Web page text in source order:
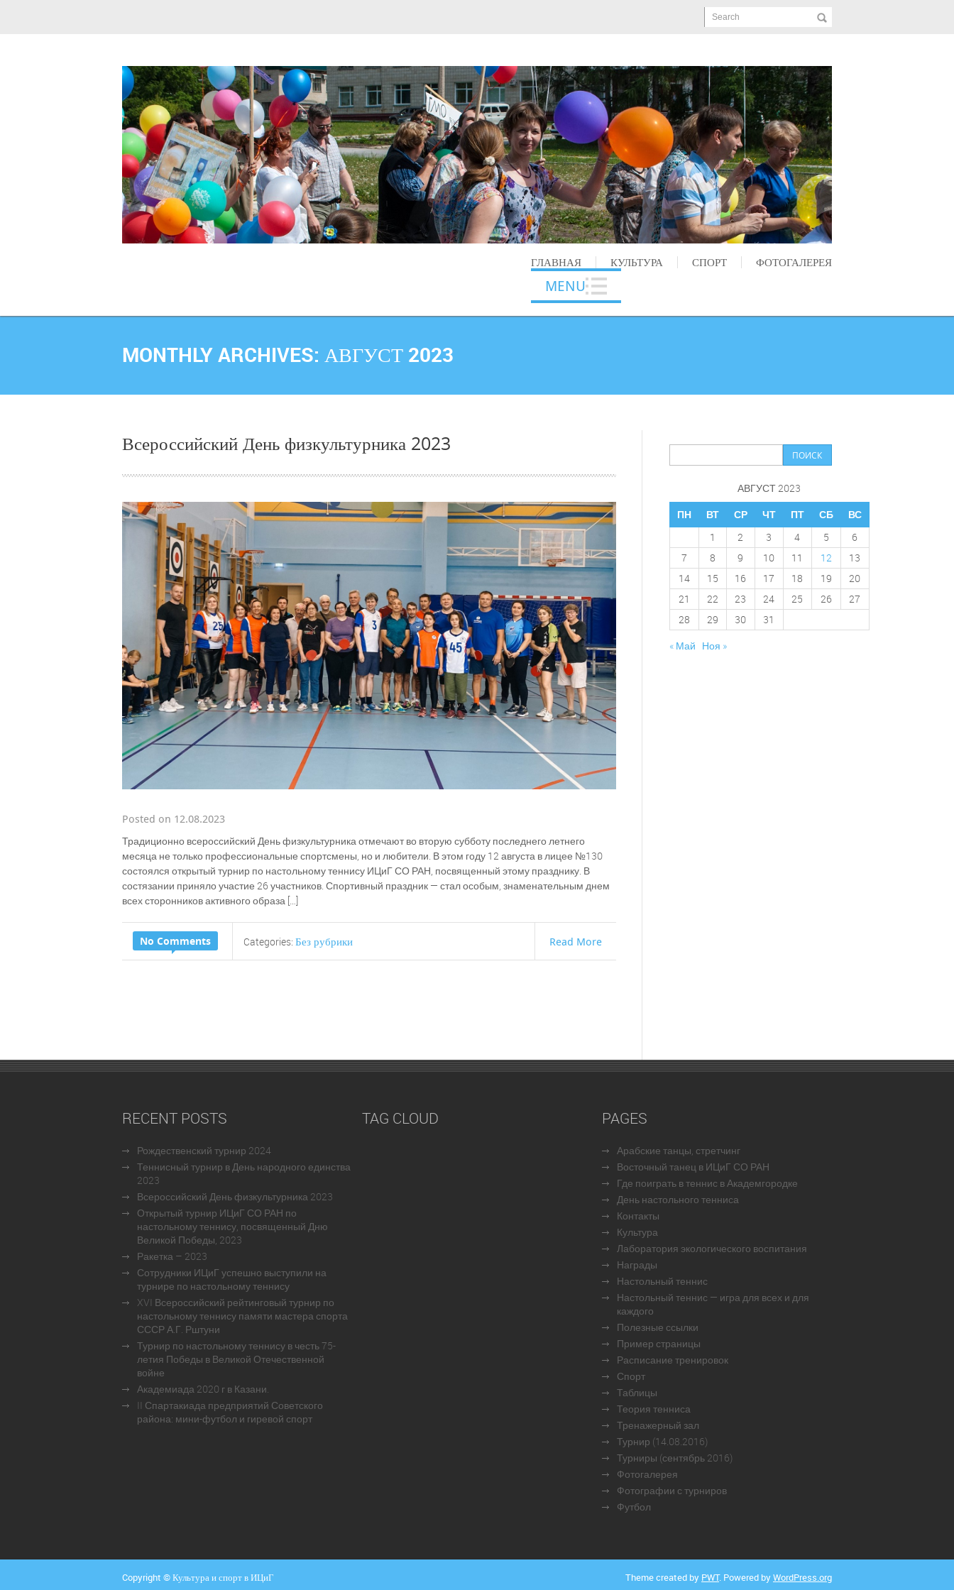
Search
ГЛАВНАЯ КУЛЬТУРА СПОРТ ФОТОГАЛЕРЕЯ
MENU
MONTHLY ARCHIVES: АВГУСТ 2023
Всероссийский День физкультурника 2023
Posted on 12.08.2023
Традиционно всероссийский День физкультурника отмечают во вторую субботу последнего летнего
месяца не только профессиональные спортсмены, но и любители. В этом году 12 августа в лицее №130
состоялся открытый турнир по настольному теннису ИЦиГ СО РАН, посвященный этому празднику. В
состязании приняло участие 26 участников. Спортивный праздник — стал особым, знаменательным днем
всех сторонников активного образа […]
No Comments Read More
Categories: Без рубрики
АВГУСТ 2023
ПН
ВТ СР ЧТ ПТ СБ
ВС
1
2 3 4 5
6
7
8 9 10 11 12
13
14
15 16 17 18 19
20
21
22 23 24 25 26
27
28
29 30
31
« Май Ноя »
RECENT POSTS
Рождественский турнир 2024
Теннисный турнир в День народного единства
2023
Всероссийский День физкультурника 2023
Открытый турнир ИЦиГ СО РАН по
настольному теннису, посвященный Дню
Великой Победы, 2023
Ракетка – 2023
Сотрудники ИЦиГ успешно выступили на
турнире по настольному теннису
XVI Всероссийский рейтинговый турнир по
настольному теннису памяти мастера спорта
СССР А.Г. Рштуни
Турнир по настольному теннису в честь 75-
летия Победы в Великой Отечественной
войне
Академиада 2020 г в Казани.
II Спартакиада предприятий Советского
района: мини-футбол и гиревой спорт
TAG CLOUD PAGES
Арабские танцы, стретчинг
Восточный танец в ИЦиГ СО РАН
Где поиграть в теннис в Академгородке
День настольного тенниса
Контакты
Культура
Лаборатория экологического воспитания
Награды
Настольный теннис
Настольный теннис — игра для всех и для
каждого
Полезные ссылки
Пример страницы
Расписание тренировок
Спорт
Таблицы
Теория тенниса
Тренажерный зал
Турнир (14.08.2016)
Турниры (сентябрь 2016)
Фотогалерея
Фотографии с турниров
Футбол
Copyright © Культура и спорт в ИЦиГ Theme created by PWT. Powered byWordPress.org